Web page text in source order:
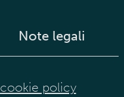
Note legali
cookie policy